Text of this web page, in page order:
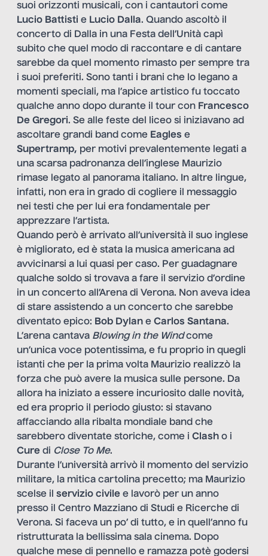
suoi orizzonti musicali, con i cantautori come
Lucio Battisti e Lucio Dalla. Quando ascoltò il
concerto di Dalla in una Festa dell’Unità capì
subito che quel modo di raccontare e di cantare
sarebbe da quel momento rimasto per sempre tra
i suoi preferiti. Sono tanti i brani che lo legano a
momenti speciali, ma l’apice artistico fu toccato
qualche anno dopo durante il tour con Francesco
De Gregori. Se alle feste del liceo si iniziavano ad
ascoltare grandi band come Eagles e
Supertramp, per motivi prevalentemente legati a
una scarsa padronanza dell’inglese Maurizio
rimase legato al panorama italiano. In altre lingue,
infatti, non era in grado di cogliere il messaggio
nei testi che per lui era fondamentale per
apprezzare l’artista.
Quando però è arrivato all’università il suo inglese
è migliorato, ed è stata la musica americana ad
avvicinarsi a lui quasi per caso. Per guadagnare
qualche soldo si trovava a fare il servizio d’ordine
in un concerto all’Arena di Verona. Non aveva idea
di stare assistendo a un concerto che sarebbe
diventato epico: Bob Dylan e Carlos Santana.
L’arena cantava Blowing in the Windcome
un’unica voce potentissima, e fu proprio in quegli
istanti che per la prima volta Maurizio realizzò la
forza che può avere la musica sulle persone. Da
allora ha iniziato a essere incuriosito dalle novità,
ed era proprio il periodo giusto: si stavano
affacciando alla ribalta mondiale band che
sarebbero diventate storiche, come i Clash o i
Cure di Close To Me.
Durante l’università arrivò il momento del servizio
militare, la mitica cartolina precetto; ma Maurizio
scelse il servizio civile e lavorò per un anno
presso il Centro Mazziano di Studi e Ricerche di
Verona. Si faceva un po’ di tutto, e in quell’anno fu
ristrutturata la bellissima sala cinema. Dopo
qualche mese di pennello e ramazza potè godersi